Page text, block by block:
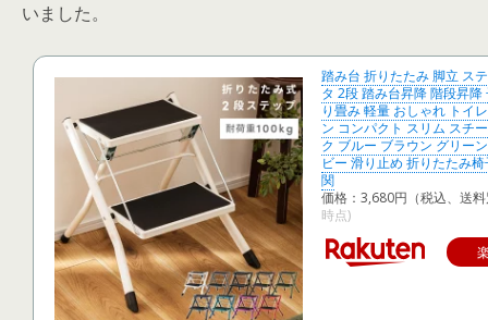
いました。
踏み台 折りたたみ 脚立 ス
タ 2段 踏み台昇降 階段昇降
り畳み 軽量 おしゃれ トイ
ン コンパクト スリム スチ
ク ブルー ブラウン グリー
ビー 滑り止め 折りたたみ
関
価格：3,680円（税込、送料
時点)